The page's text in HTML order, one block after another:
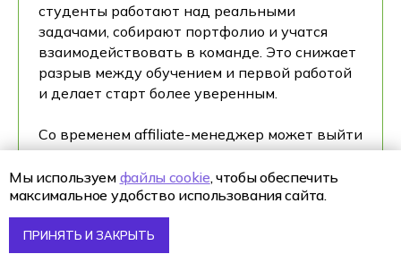
студенты работают над реальными
задачами, собирают портфолио и учатся
взаимодействовать в команде. Это снижает
разрыв между обучением и первой работой
и делает старт более уверенным.
Со временем affiliate-менеджер может выйти
в смежные роли. Часто специалисты
переходят в интернет-маркетинг,
продуктовый менеджмент или запускают
собственные digital-проекты. Навыки работы
с трафиком, рекламой и цифрами
применимы в разных направлениях, поэтому
Мы используем файлы cookie, чтобы обеспечить
максимальное удобство использования сайта.
ПРИНЯТЬ И ЗАКРЫТЬ